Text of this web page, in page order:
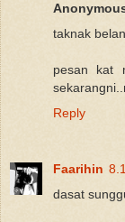
taknak
pesan kat
Reply
Faarihin
dasat